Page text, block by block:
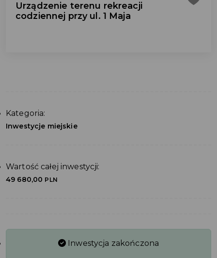
Urządzenie terenu rekreacji
codziennej przy ul. 1 Maja
Kategoria:
Inwestycje miejskie
Wartość całej inwestycji:
49 680,00 PLN
Inwestycja zakończona